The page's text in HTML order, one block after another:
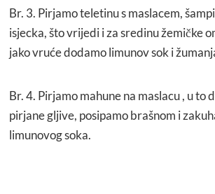
Br. 3. Pirjamo teletinu s maslacem,
isjecka, što vrijedi i za sredinu žemičke
jako vruće dodamo limunov sok i
Br. 4. Pirjamo mahune na maslacu , u to
pirjane gljive, posipamo brašnom i
limunovog soka.